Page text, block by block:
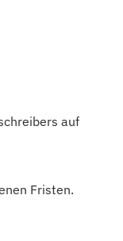
auf
Fristen.